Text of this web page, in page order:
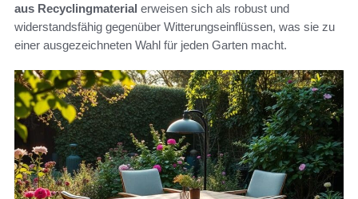
aus Recyclingmaterial erweisen sich als robust und
widerstandsfähig gegenüber Witterungseinflüssen, was sie zu
einer ausgezeichneten Wahl für jeden Garten macht.